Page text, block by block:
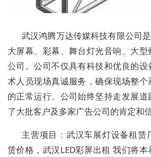
武汉鸿腾万达传媒科技有限公司
大屏幕、彩幕、舞台灯光音响、大
公司。公司不仅具有科技和优良的
术人员现场真诚服务，确保现场整
的正常运行。公司始终坚持走发展
了大批客户及多家广告公司的肯定和信
主营项目：武汉车展灯设备租赁
赁价格，武汉LED彩屏出租 我们将